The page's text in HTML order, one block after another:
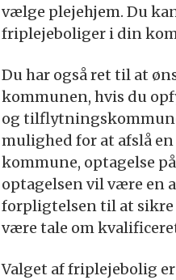
vælge plejehjem. Du
friplejeboliger i din
Du har også ret til at
kommunen, hvis du
og
mulighed for at afslå
kommune, optagelse
optagelsen vil være en
forpligtelsen til at
være tale om
Valget af friplejebolig